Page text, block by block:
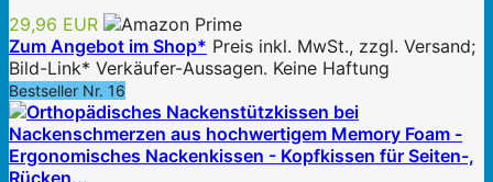
29,96 EUR
Zum Angebot im Shop* Preis inkl. MwSt., zzgl. Versand;
Bild-Link* Verkäufer-Aussagen. Keine Haftung
Bestseller Nr. 16